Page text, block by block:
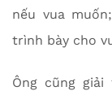
nếu vua
trình bày cho
Ông cũng